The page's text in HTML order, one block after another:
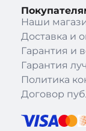
Наши
Доставка и
Гарантия и
Гарантия
Политика
Договор